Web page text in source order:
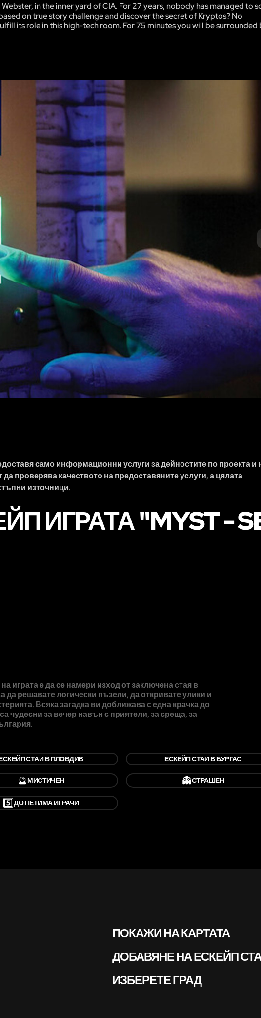
in the inner yard of CIA. For 27 years, nobody has managed to
on true story challenge and discover the secret of Kryptos? No
its role in this high-tech room. For 75 minutes you will be surrounded
само информационни услуги за дейностите по проекта и
проверява качеството на предоставяните услуги, а цялата
източници.
ИГРАТА "MYST -
играта е да се намери изход от заключена стая в
да решавате логически пъзели, да откривате улики и
Всяка загадка ви доближава с една крачка до
чудесни за вечер навън с приятели, за среща, за
СТАИ В ПЛОВДИВ ЕСКЕЙП СТАИ В БУРГАС
🔮МИСТИЧЕН 👻СТРАШЕН
5️⃣ДО ПЕТИМА ИГРАЧИ
ПОКАЖИ НА КАРТАТА
ДОБАВЯНЕ НА ЕСКЕЙП
ИЗБЕРЕТЕ ГРАД